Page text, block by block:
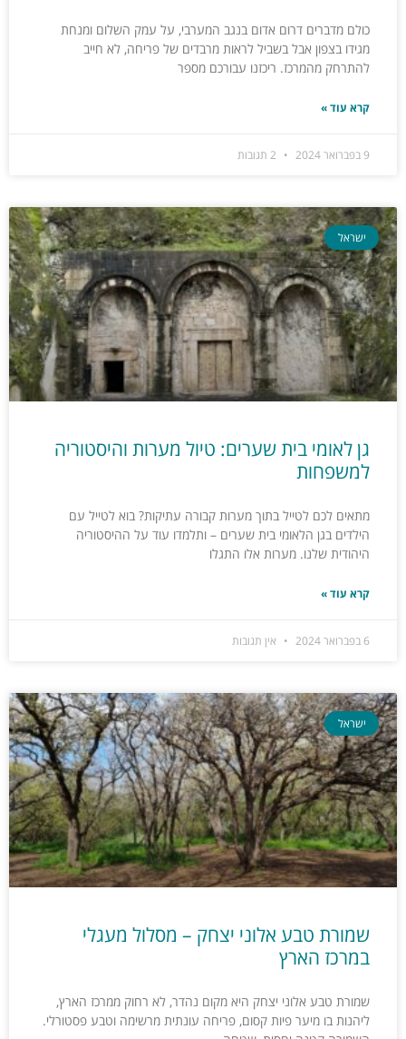
כולם מדברים דרום אדום בנגב המערבי, על עמק השלום ומנחת
מגידו בצפון אבל בשביל לראות מרבדים של פריחה, לא חייב
להתרחק מהמרכז. ריכזנו עבורכם מספר
קרא עוד »
9 בפברואר 2024
ישראל
גן לאומי בית שערים: טיול מערות והיסטוריה
למשפחות
מתאים לכם לטייל בתוך מערות קבורה עתיקות? בוא לטייל עם
הילדים בגן הלאומי בית שערים – ותלמדו עוד על ההיסטוריה
היהודית שלנו. מערות אלו התגלו
קרא עוד »
6 בפברואר 2024 אין תגובות
ישראל
שמורת טבע אלוני יצחק – מסלול מעגלי
במרכז הארץ
שמורת טבע אלוני יצחק היא מקום נהדר, לא רחוק ממרכז הארץ,
ליהנות בו מיער פיות קסום, פריחה עונתית מרשימה וטבע פסטורלי.